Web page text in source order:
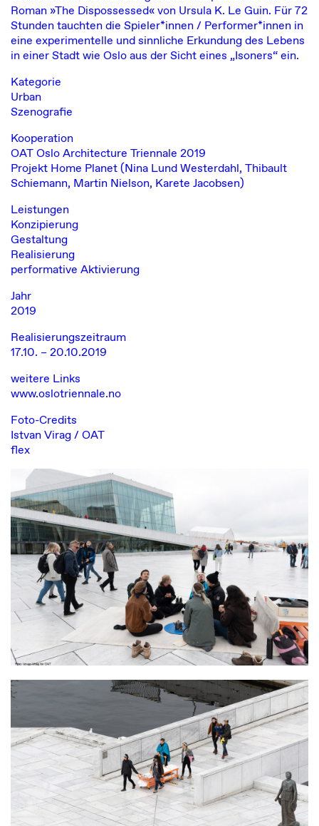
Roman »The Dispossessed« von Ursula K. Le Guin. Für 72
Stunden tauchten die Spieler*innen / Performer*innen in
eine experimentelle und sinnliche Erkundung des Lebens
in einer Stadt wie Oslo aus der Sicht eines „Isoners“ ein.
Kategorie
Urban
Szenografie
Kooperation
OAT Oslo Architecture Triennale 2019
Projekt Home Planet (Nina Lund Westerdahl, Thibault
Schiemann, Martin Nielson, Karete Jacobsen)
Leistungen
Konzipierung
Gestaltung
Realisierung
performative Aktivierung
Jahr
2019
Realisierungszeitraum
17.10. – 20.10.2019
weitere Links
www.oslotriennale.no
Foto-Credits
Istvan Virag/ OAT
flex